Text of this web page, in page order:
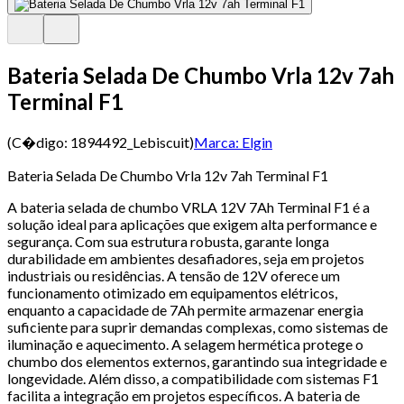
Bateria Selada De Chumbo Vrla 12v 7ah
Terminal F1
(C�digo: 1894492_Lebiscuit)Marca: Elgin
Bateria Selada De Chumbo Vrla 12v 7ah Terminal F1
A bateria selada de chumbo VRLA 12V 7Ah Terminal F1 é a
solução ideal para aplicações que exigem alta performance e
segurança. Com sua estrutura robusta, garante longa
durabilidade em ambientes desafiadores, seja em projetos
industriais ou residências. A tensão de 12V oferece um
funcionamento otimizado em equipamentos elétricos,
enquanto a capacidade de 7Ah permite armazenar energia
suficiente para suprir demandas complexas, como sistemas de
iluminação e aquecimento. A selagem hermética protege o
chumbo dos elementos externos, garantindo sua integridade e
longevidade. Além disso, a compatibilidade com sistemas F1
facilita a integração em projetos específicos. A bateria de